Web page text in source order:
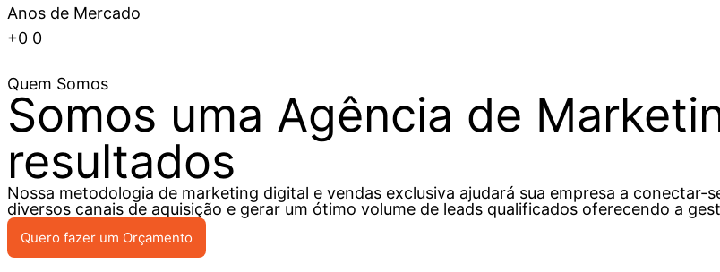
Anos de Mercado
+0 0
Quem Somos
Somos uma Agência de
resultados
Nossa metodologia de marketing digital e vendas exclusiva ajudará sua empresa a
diversos canais de aquisição e gerar um ótimo volume de leads qualificados oferecendo a
Quero fazer um Orçamento